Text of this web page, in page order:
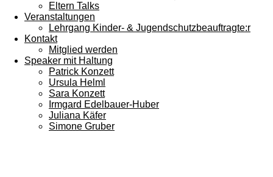
Eltern Talks
Veranstaltungen
Lehrgang Kinder- & Jugendschutzbeauftragte:r
Kontakt
Mitglied werden
Speaker mit Haltung
Patrick Konzett
Ursula Helml
Sara Konzett
Irmgard Edelbauer-Huber
Juliana Käfer
Simone Gruber